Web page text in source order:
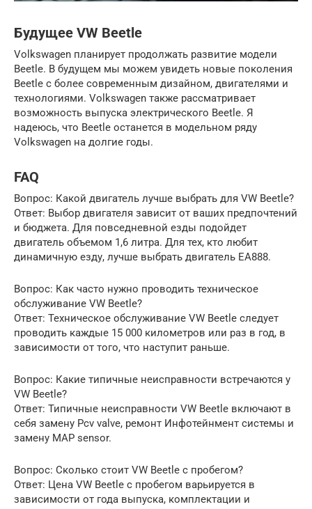
Будущее VW Beetle
Volkswagen планирует продолжать развитие модели
Beetle. В будущем мы можем увидеть новые поколения
Beetle с более современным дизайном, двигателями и
технологиями. Volkswagen также рассматривает
возможность выпуска электрического Beetle. Я
надеюсь, что Beetle останется в модельном ряду
Volkswagen на долгие годы.
FAQ
Вопрос: Какой двигатель лучше выбрать для VW Beetle?
Ответ: Выбор двигателя зависит от ваших предпочтений
и бюджета. Для повседневной езды подойдет
двигатель объемом 1,6 литра. Для тех, кто любит
динамичную езду, лучше выбрать двигатель EA888.
Вопрос: Как часто нужно проводить техническое
обслуживание VW Beetle?
Ответ: Техническое обслуживание VW Beetle следует
проводить каждые 15 000 километров или раз в год, в
зависимости от того, что наступит раньше.
Вопрос: Какие типичные неисправности встречаются у
VW Beetle?
Ответ: Типичные неисправности VW Beetle включают в
себя замену Pcv valve, ремонт Инфотейнмент системы и
замену MAP sensor.
Вопрос: Сколько стоит VW Beetle с пробегом?
Ответ: Цена VW Beetle с пробегом варьируется в
зависимости от года выпуска, комплектации и